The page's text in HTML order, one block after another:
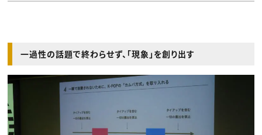
一過性の話題で終わらせず、「現象」を創り出す